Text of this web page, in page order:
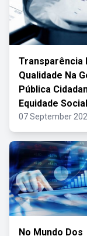
Transparência
Qualidade Na
Pública
Equidade Social
07 September
No Mundo Dos